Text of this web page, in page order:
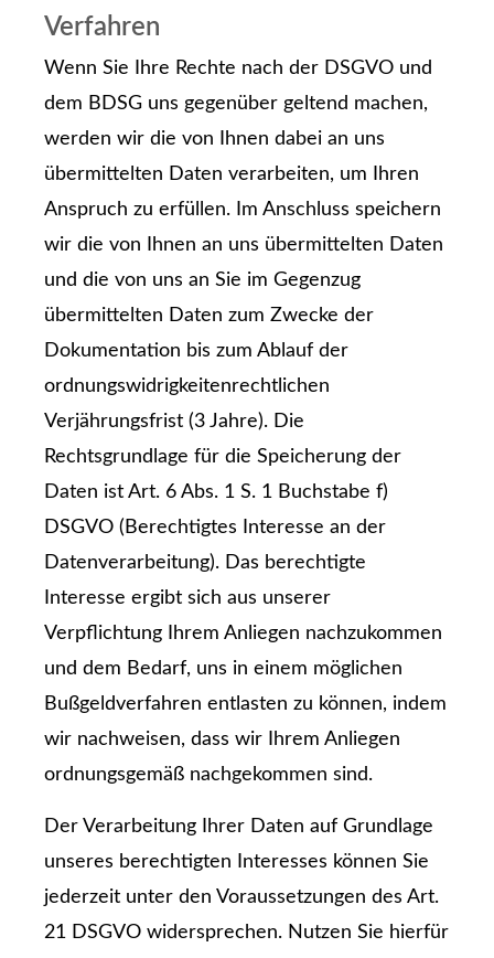
Verfahren
Wenn Sie Ihre Rechte nach der DSGVO und
dem BDSG uns gegenüber geltend machen,
werden wir die von Ihnen dabei an uns
übermittelten Daten verarbeiten, um Ihren
Anspruch zu erfüllen. Im Anschluss speichern
wir die von Ihnen an uns übermittelten Daten
und die von uns an Sie im Gegenzug
übermittelten Daten zum Zwecke der
Dokumentation bis zum Ablauf der
ordnungswidrigkeitenrechtlichen
Verjährungsfrist (3 Jahre). Die
Rechtsgrundlage für die Speicherung der
Daten ist Art. 6 Abs. 1 S. 1 Buchstabe f)
DSGVO (Berechtigtes Interesse an der
Datenverarbeitung). Das berechtigte
Interesse ergibt sich aus unserer
Verpflichtung Ihrem Anliegen nachzukommen
und dem Bedarf, uns in einem möglichen
Bußgeldverfahren entlasten zu können, indem
wir nachweisen, dass wir Ihrem Anliegen
ordnungsgemäß nachgekommen sind.
Der Verarbeitung Ihrer Daten auf Grundlage
unseres berechtigten Interesses können Sie
jederzeit unter den Voraussetzungen des Art.
21 DSGVO widersprechen. Nutzen Sie hierfür